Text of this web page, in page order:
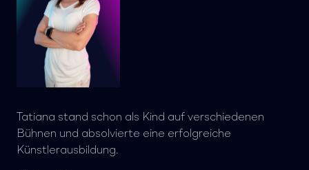
Tatiana stand schon als Kind auf verschiedenen
Bühnen und absolvierte eine erfolgreiche
Künstlerausbildung.